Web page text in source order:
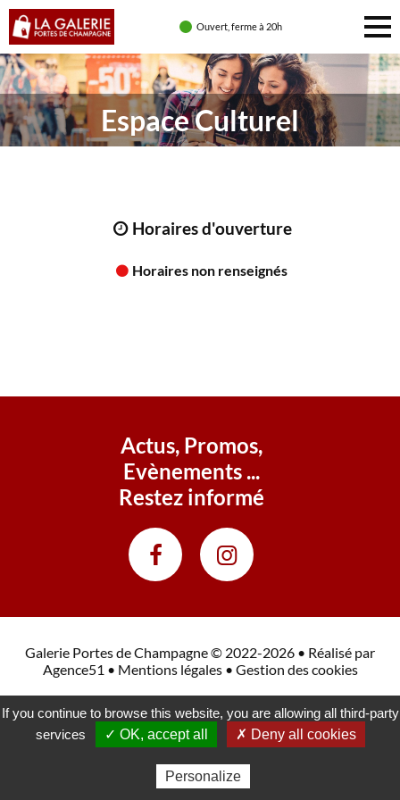
Ouvert, ferme à 20h
Espace Culturel
Horaires d'ouverture
Horaires non renseignés
Actus, Promos,
Evènements ...
Restez informé
Galerie Portes de Champagne © 2022-2026 • Réalisé par
Agence51 • Mentions légales• Gestion des cookies
If you continue to browse this website, you are allowing all third-party
services
✓ OK, accept all ✗ Deny all cookies
Personalize